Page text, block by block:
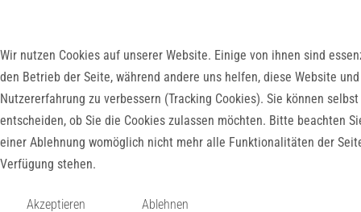
Wir nutzen Cookies auf unserer Website. Einige von ihnen sind
den Betrieb der Seite, während andere uns helfen, diese Website
Nutzererfahrung zu verbessern (Tracking Cookies). Sie können selbst
entscheiden, ob Sie die Cookies zulassen möchten. Bitte beachten
einer Ablehnung womöglich nicht mehr alle Funktionalitäten der
Verfügung stehen.
Akzeptieren Ablehnen